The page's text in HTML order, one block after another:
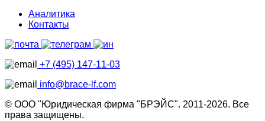
Аналитика
Контакты
+7 (495) 147-11-03
info@brace-lf.com
© ООО "Юридическая фирма "БРЭЙС". 2011-2026. Все
права защищены.